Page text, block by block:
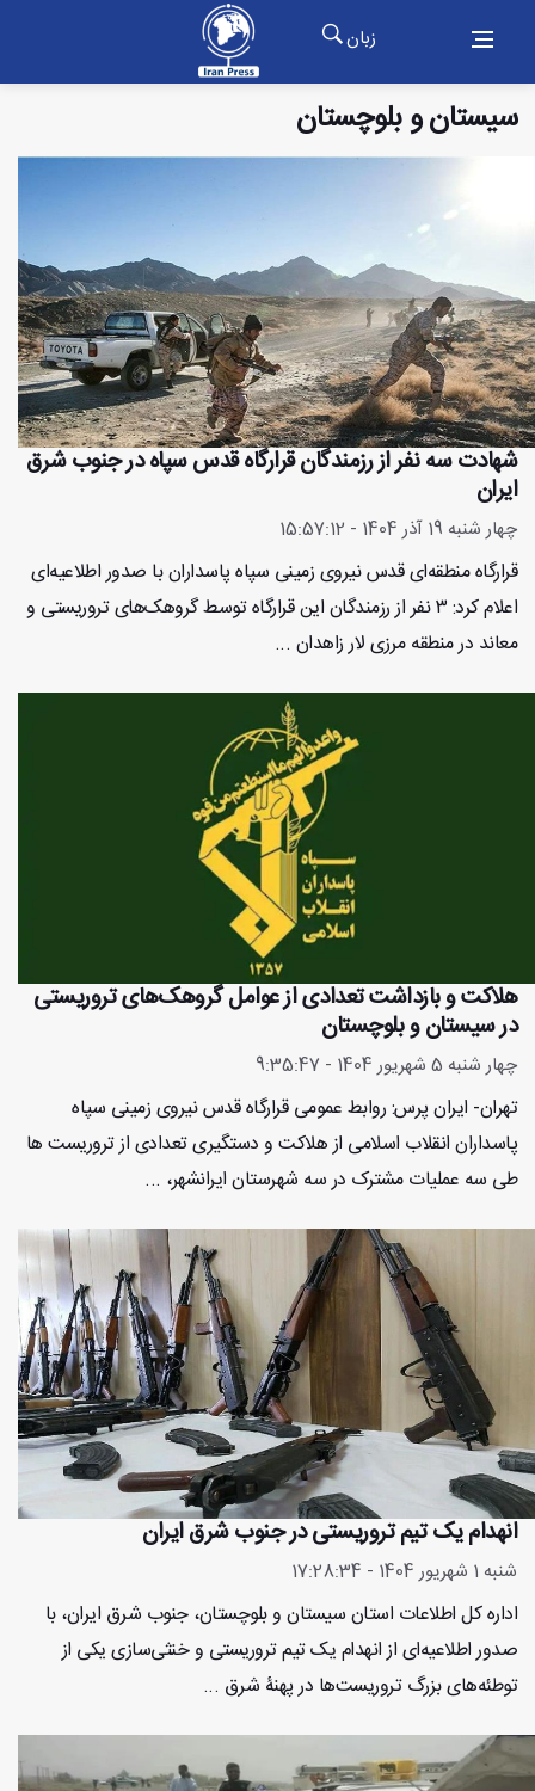
زبان
سیستان و بلوچستان
شهادت سه نفر از رزمندگان قرارگاه قدس سپاه در جنوب شرق
ایران
چهار شنبه 19 آذر 1404 - 15:57:12
قرارگاه منطقه‌ای قدس نیروی زمینی سپاه پاسداران با صدور اطلاعیه‌ای
اعلام کرد: ۳ نفر از رزمندگان این قرارگاه توسط گروهک‌های تروریستی و
معاند در منطقه مرزی لار زاهدان ...
هلاکت و بازداشت تعدادی از عوامل گروهک‌های تروریستی
در سیستان و بلوچستان
چهار شنبه 5 شهریور 1404 - 9:35:47
تهران- ایران پرس: روابط عمومی قرارگاه قدس نیروی زمینی سپاه
پاسداران انقلاب اسلامی از هلاکت و دستگیری تعدادی از تروریست ها
طی سه عملیات مشترک در سه شهرستان ایرانشهر، ...
انهدام یک تیم تروریستی در جنوب شرق ایران
شنبه 1 شهریور 1404 - 17:28:34
اداره‌ کل اطلاعات استان سیستان‌ و بلوچستان، جنوب شرق ایران، با
صدور اطلاعیه‌ای از انهدام یک تیم تروریستی و خنثی‌سازی یکی از
توطئه‌های بزرگ تروریست‌ها در پهنۀ شرق ...